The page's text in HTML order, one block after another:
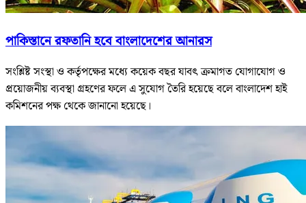
পাকিস্তানে রফতানি হবে বাংলাদেশের আনারস
সংশ্লিষ্ট সংস্থা ও কর্তৃপক্ষের মধ্যে কয়েক বছর যাবৎ ক্রমাগত যোগাযোগ ও
প্রয়োজনীয় ব্যবস্থা গ্রহণের ফলে এ সুযোগ তৈরি হয়েছে বলে বাংলাদেশ হাই
কমিশনের পক্ষ থেকে জানানো হয়েছে।